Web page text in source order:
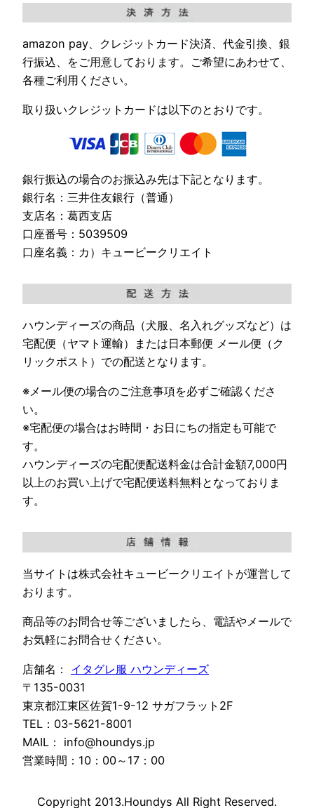
amazon pay、クレジットカード決済、代金引換、銀
行振込、をご用意しております。ご希望にあわせて、
各種ご利用ください。
取り扱いクレジットカードは以下のとおりです。
銀行振込の場合のお振込み先は下記となります。
銀行名：三井住友銀行（普通）
支店名：葛西支店
口座番号：5039509
口座名義：カ）キュービークリエイト
ハウンディーズの商品（犬服、名入れグッズなど）は
宅配便（ヤマト運輸）または日本郵便 メール便（ク
リックポスト）での配送となります。
※メール便の場合のご注意事項を必ずご確認くださ
い。
※宅配便の場合はお時間・お日にちの指定も可能で
す。
ハウンディーズの宅配便配送料金は合計金額7,000円
以上のお買い上げで宅配便送料無料となっておりま
す。
当サイトは株式会社キュービークリエイトが運営して
おります。
商品等のお問合せ等ございましたら、電話やメールで
お気軽にお問合せください。
店舗名： イタグレ服 ハウンディーズ
〒135-0031
東京都江東区佐賀1-9-12 サガフラット2F
TEL：03-5621-8001
MAIL： info@houndys.jp
営業時間：10：00～17：00
Copyright 2013.Houndys All Right Reserved.